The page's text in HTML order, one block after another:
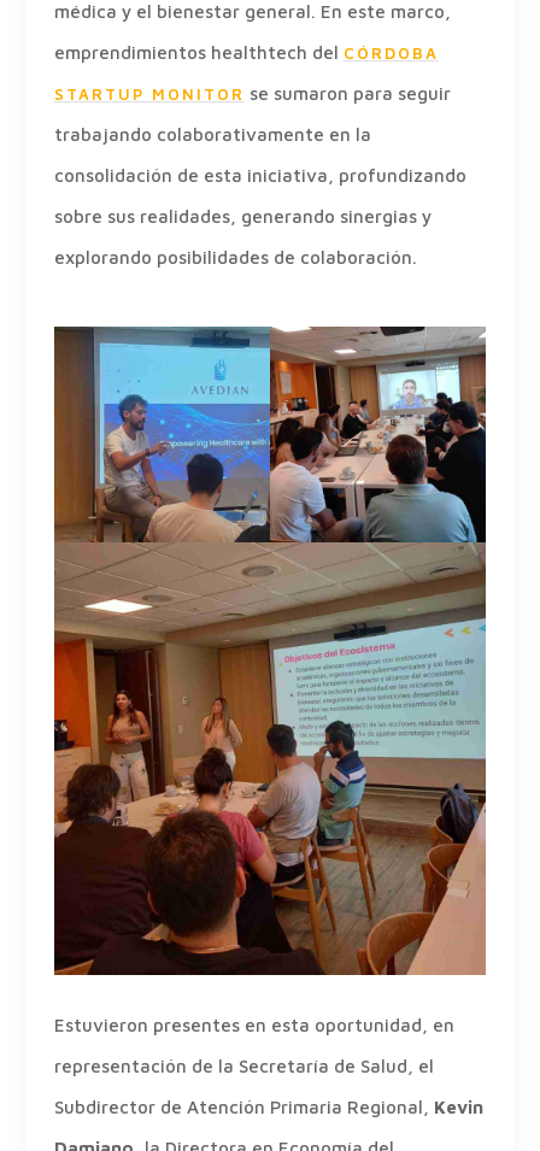
médica y el bienestar general. En este marco,
emprendimientos healthtech del CÓRDOBA
STARTUP MONITOR se sumaron para seguir
trabajando colaborativamente en la
consolidación de esta iniciativa, profundizando
sobre sus realidades, generando sinergias y
explorando posibilidades de colaboración.
Estuvieron presentes en esta oportunidad, en
representación de la Secretaría de Salud, el
Subdirector de Atención Primaria Regional, Kevin